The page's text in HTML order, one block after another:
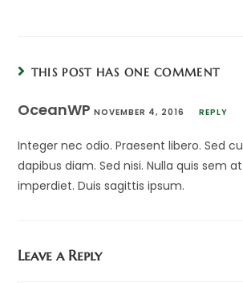
THIS POST HAS ONE COMMENT
OceanWPNOVEMBER 4, 2016 REPLY
Integer nec odio. Praesent libero. Sed
dapibus diam. Sed nisi. Nulla quis sem
imperdiet. Duis sagittis ipsum.
Leave a Reply